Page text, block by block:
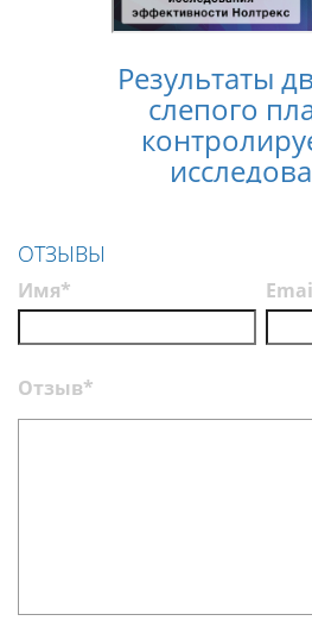
Результаты
слепого
ОТЗЫВЫ
Имя*
Отзыв*